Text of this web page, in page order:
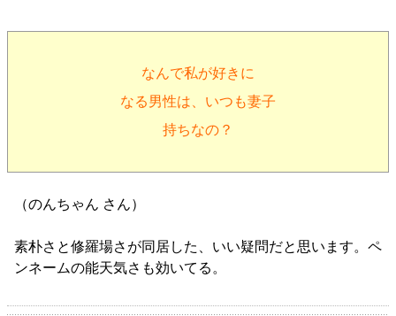
なんで私が好きに
なる男性は、いつも妻子
持ちなの？
（のんちゃん さん）
素朴さと修羅場さが同居した、いい疑問だと思います。ペ
ンネームの能天気さも効いてる。